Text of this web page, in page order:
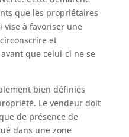
que les propriétaires
vise à favoriser une
et
que celui-ci ne se
bien définies
Le vendeur doit
de présence de
dans une zone